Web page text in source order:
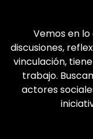
Vemos en
discusiones,
vinculación,
trabajo.
actores